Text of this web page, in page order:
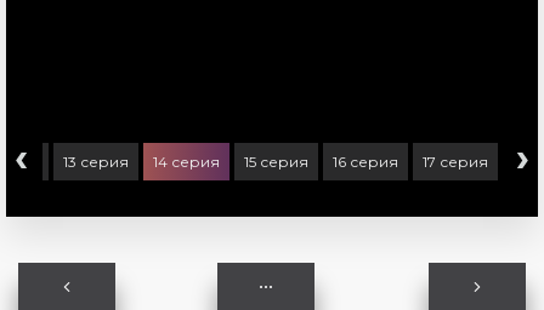
‹ 13 серия 14 серия 15 серия 16 серия 17 серия ›